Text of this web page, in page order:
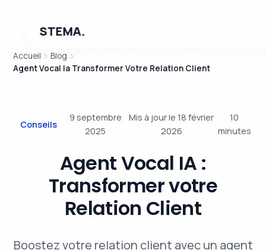
STEMA.
Accueil
Blog
Agent Vocal Ia Transformer Votre Relation Client
Conseils
9 septembre
2025
Mis à jour le 18 février
2026
10
minutes
Agent Vocal IA :
Transformer votre
Relation Client
Boostez votre relation client avec un agent